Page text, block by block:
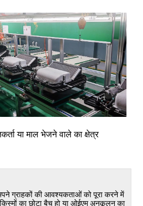
या माल भेजने वाले का क्षेत्र
ग्राहकों की आवश्यकताओं को पूरा करने में
का छोटा बैच हो या ओईएम अनुकूलन का